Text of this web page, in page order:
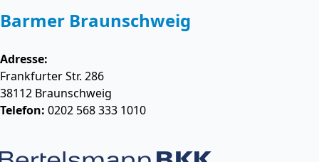
Barmer Braunschweig
Adresse:
Frankfurter Str. 286
38112 Braunschweig
Telefon: 0202 568 333 1010